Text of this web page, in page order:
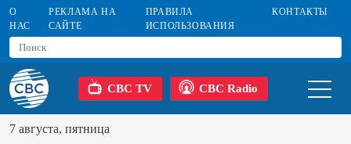
О
НАС
РЕКЛАМА НА
САЙТЕ
ПРАВИЛА
ИСПОЛЬЗОВАНИЯ
КОНТАКТЫ
CBC TV CBC Radio
7 августа, пятница